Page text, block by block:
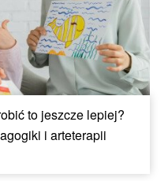
to jeszcze lepiej?
i arteterapii